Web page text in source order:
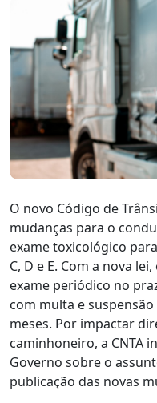
O novo Código de
mudanças para o
exame toxicológico
C, D e E. Com a nova
exame periódico no
com multa e
meses. Por impactar
caminhoneiro, a CNTA
Governo sobre o
publicação das novas